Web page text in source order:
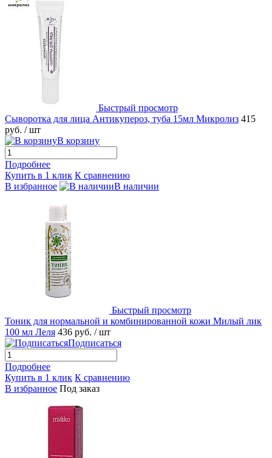
Быстрый просмотр
Сыворотка для лица Антикупероз, туба 15мл Микролиз 415
руб. / шт
В корзину
Подробнее
Купить в 1 клик К сравнению
В избранное
В наличии
Быстрый просмотр
Тоник для нормальной и комбинированной кожи Милый лик
100 мл Леля 436 руб. / шт
Подписаться
Подробнее
Купить в 1 клик К сравнению
В избранное Под заказ